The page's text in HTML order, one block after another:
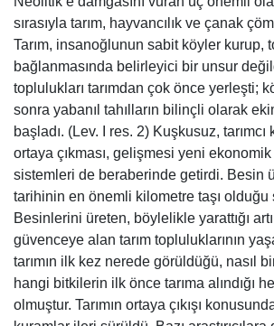
sırasıyla tarım, hayvancılık ve çanak
Tarım, insanoğlunun sabit köyler kurup,
bağlanmasında belirleyici bir unsur
toplulukları tarımdan çok önce yerleşti;
sonra yabanıl tahılların bilinçli olarak
başladı. (Lev. I res. 2) Kuşkusuz, tarımcı
ortaya çıkması, gelişmesi yeni
sistemleri de beraberinde getirdi. Besin
tarihinin en önemli kilometre taşı olduğu
Besinlerini üreten, böylelikle yarattığı
güvenceye alan tarım topluluklarının
tarımın ilk kez nerede görüldüğü, nasıl
hangi bitkilerin ilk önce tarıma alındığı
olmuştur. Tarımın ortaya çıkışı